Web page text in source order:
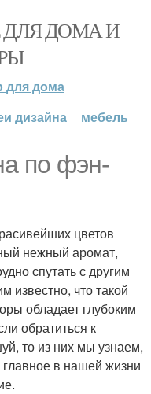
ДЛЯ ДОМА И
для дома
дизайна мебель
по фэн-
цветов
нежный аромат,
спутать с другим
известно, что такой
обладает глубоким
обратиться к
то из них мы узнаем,
в нашей жизни